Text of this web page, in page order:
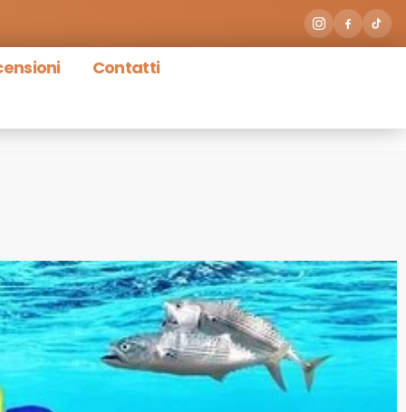
Contatti